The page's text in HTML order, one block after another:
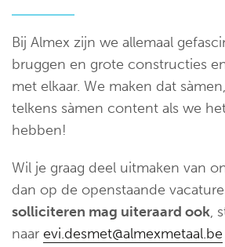
Bij Almex zijn we allemaal
bruggen en grote constructies
met elkaar. We maken dat
telkens sàmen content als we
hebben!
Wil je graag deel uitmaken van
dan op de openstaande
solliciteren mag uiteraard ook,
naar evi.desmet@almexmetaal.be